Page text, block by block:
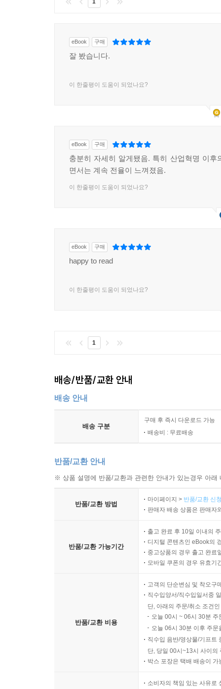
eBook 구매
잘 봤습니다.
이 한줄평이 도움이 되었나요?
eBook 구매
충분히 자세히 알게됐음. 특히 산업혁명 이후
면서는 계속 전율이 느껴졌음.
이 한줄평이 도움이 되었나요?
eBook 구매
happy to read
이 한줄평이 도움이 되었나요?
1
배송/반품/교환 안내
배송 안내
배송 구분
구매 후 즉시 다운로드 가능
배송비 : 무료배송
반품/교환 안내
※ 상품 설명에 반품/교환과 관련한 안내가 있는경우 아
반품/교환 방법
마이페이지 > 반품/교환 신
판매자 배송 상품은 판매자
반품/교환 가능기간
출고 완료 후 10일 이내의
디지털 콘텐츠인 eBook의
중고상품의 경우 출고 완료
모바일 쿠폰의 경우 유효기
반품/교환 비용
고객의 단순변심 및 착오구
직수입양서/직수입일서중
단, 아래의 주문/취소 조건
오늘 00시 ~ 06시 30분
오늘 06시 30분 이후 주
직수입 음반/영상물/기프트
단, 당일 00시~13시 사이의
박스 포장은 택배 배송이
소비자의 책임 있는 사유로